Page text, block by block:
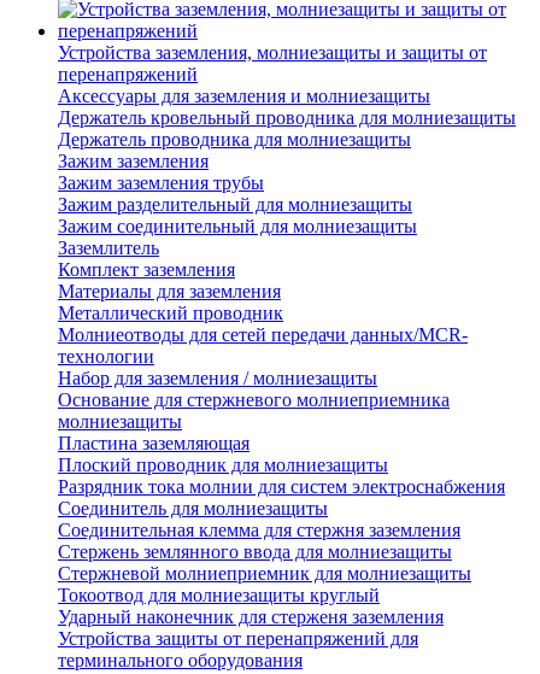
Устройства заземления, молниезащиты и защиты от
перенапряжений
Аксессуары для заземления и молниезащиты
Держатель кровельный проводника для молниезащиты
Держатель проводника для молниезащиты
Зажим заземления
Зажим заземления трубы
Зажим разделительный для молниезащиты
Зажим соединительный для молниезащиты
Заземлитель
Комплект заземления
Материалы для заземления
Металлический проводник
Молниеотводы для сетей передачи данных/MCR-
технологии
Набор для заземления / молниезащиты
Основание для стержневого молниеприемника
молниезащиты
Пластина заземляющая
Плоский проводник для молниезащиты
Разрядник тока молнии для систем электроснабжения
Соединитель для молниезащиты
Соединительная клемма для стержня заземления
Стержень землянного ввода для молниезащиты
Стержневой молниеприемник для молниезащиты
Токоотвод для молниезащиты круглый
Ударный наконечник для стерженя заземления
Устройства защиты от перенапряжений для
терминального оборудования